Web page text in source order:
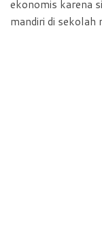
ekonomis karena
mandiri di sekolah